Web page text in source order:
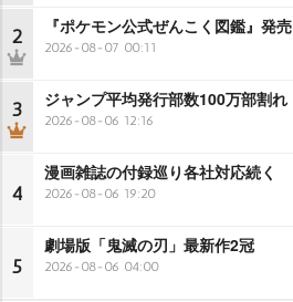
2 『ポケモン公式ぜんこく図鑑』発売
2026-08-07 00:11
3 ジャンプ平均発行部数100万部割れ
2026-08-06 12:16
4
漫画雑誌の付録巡り各社対応続く
2026-08-06 19:20
5
劇場版「鬼滅の刃」最新作2冠
2026-08-06 04:00